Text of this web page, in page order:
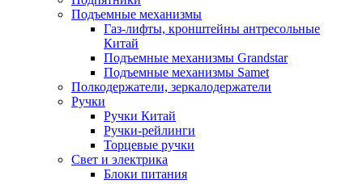
Подъемные механизмы
Газ-лифты, кронштейны антресольные
Китай
Подъемные механизмы Grandstar
Подъемные механизмы Samet
Полкодержатели, зеркалодержатели
Ручки
Ручки Китай
Ручки-рейлинги
Торцевые ручки
Свет и электрика
Блоки питания